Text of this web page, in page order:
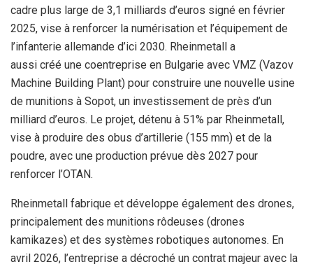
cadre plus large de 3,1 milliards d’euros signé en février
2025, vise à renforcer la numérisation et l’équipement de
l’infanterie allemande d’ici 2030. Rheinmetall a
aussi créé une coentreprise en Bulgarie avec VMZ (Vazov
Machine Building Plant) pour construire une nouvelle usine
de munitions à Sopot, un investissement de près d’un
milliard d’euros. Le projet, détenu à 51% par Rheinmetall,
vise à produire des obus d’artillerie (155 mm) et de la
poudre, avec une production prévue dès 2027 pour
renforcer l’OTAN.
Rheinmetall fabrique et développe également des drones,
principalement des munitions rôdeuses (drones
kamikazes) et des systèmes robotiques autonomes. En
avril 2026, l’entreprise a décroché un contrat majeur avec la